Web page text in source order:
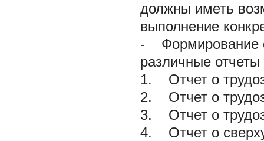
должны иметь
выполнение
-
Формирование
различные отчеты
1.
Отчет о
2.
Отчет о
3.
Отчет о
4.
Отчет о